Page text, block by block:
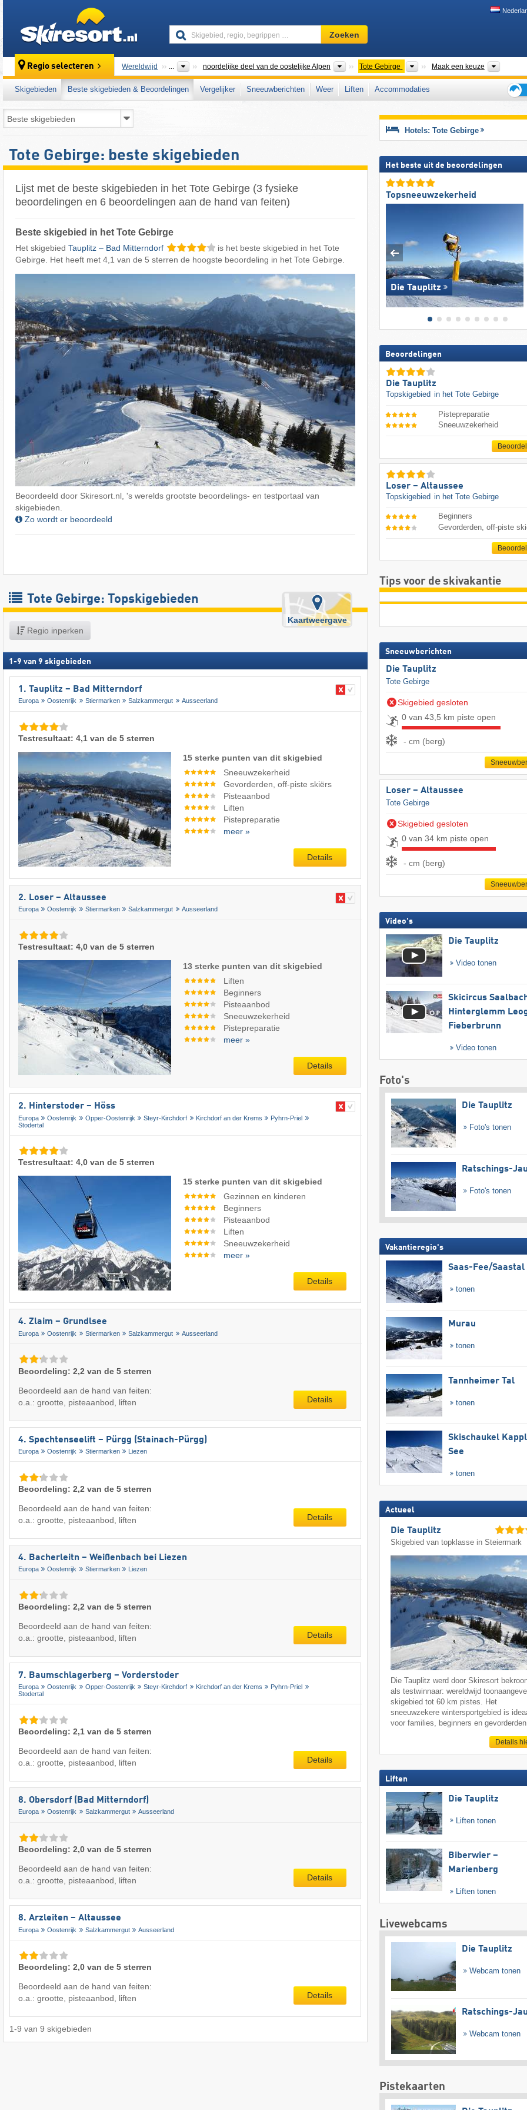
Skigebied,
regio,
…
Zoeken
Regio selecteren Wereldwijd ... noordelijke deel van de oostelijke Alpen Bergketens
Tote Gebirge Bergketens
Maak een keuze
Skigebieden Beste skigebieden & Beoordelingen Vergelijker Sneeuwberichten Weer Liften
Accommodaties
voor
Tote Gebirge: beste skigebieden
Lijst met de beste skigebieden in het Tote Gebirge (3 fysieke
beoordelingen en 6 beoordelingen aan de hand van feiten)
Beste skigebied in het Tote Gebirge
Het skigebied Tauplitz – Bad Mitterndorf
is het beste skigebied in het Tote
Gebirge. Het heeft met 4,1 van de 5 sterren de hoogste beoordeling in het Tote Gebirge.
Beoordeeld door Skiresort.nl, 's werelds grootste beoordelings- en testportaal van
skigebieden.
Zo wordt er beoordeeld
Tote Gebirge: Topskigebieden
Regio inperken
Kaartweergave
1 -9 van 9 skigebieden
1. Tauplitz – Bad Mitterndorf
Europa Oostenrijk Stiermarken Salzkammergut Ausseerland
Testresultaat: 4,1 van de 5 sterren
15 sterke punten van dit skigebied
Sneeuwzekerheid
Gevorderden, off-piste skiërs
Pisteaanbod
Liften
Pistepreparatie
meer »
Details
2. Loser – Altaussee
Europa Oostenrijk Stiermarken Salzkammergut Ausseerland
Testresultaat: 4,0 van de 5 sterren
13 sterke punten van dit skigebied
Liften
Beginners
Pisteaanbod
Sneeuwzekerheid
Pistepreparatie
meer »
Details
2. Hinterstoder – Höss
Europa Oostenrijk Opper-Oostenrijk Steyr-Kirchdorf Kirchdorf an der Krems
Pyhrn-Priel
Stodertal
Testresultaat: 4,0 van de 5 sterren
15 sterke punten van dit skigebied
Gezinnen en kinderen
Beginners
Pisteaanbod
Liften
Sneeuwzekerheid
meer »
Details
4. Zlaim – Grundlsee
Europa Oostenrijk Stiermarken Salzkammergut Ausseerland
Beoordeling: 2,2 van de 5 sterren
Beoordeeld aan de hand van feiten:
o.a.: grootte, pisteaanbod, liften
Details
4. Spechtenseelift – Pürgg (Stainach-Pürgg)
Europa Oostenrijk Stiermarken Liezen
Beoordeling: 2,2 van de 5 sterren
Beoordeeld aan de hand van feiten:
o.a.: grootte, pisteaanbod, liften
Details
4. Bacherleitn – Weißenbach bei Liezen
Europa Oostenrijk Stiermarken Liezen
Beoordeling: 2,2 van de 5 sterren
Beoordeeld aan de hand van feiten:
o.a.: grootte, pisteaanbod, liften
Details
7. Baumschlagerberg – Vorderstoder
Europa Oostenrijk Opper-Oostenrijk Steyr-Kirchdorf Kirchdorf an der Krems
Pyhrn-Priel
Stodertal
Beoordeling: 2,1 van de 5 sterren
Beoordeeld aan de hand van feiten:
o.a.: grootte, pisteaanbod, liften
Details
8. Obersdorf (Bad Mitterndorf)
Europa Oostenrijk Salzkammergut Ausseerland
Beoordeling: 2,0 van de 5 sterren
Beoordeeld aan de hand van feiten:
o.a.: grootte, pisteaanbod, liften
Details
8. Arzleiten – Altaussee
Europa Oostenrijk Salzkammergut Ausseerland
Beoordeling: 2,0 van de 5 sterren
Beoordeeld aan de hand van feiten:
o.a.: grootte, pisteaanbod, liften
Details
1-9 van 9 skigebieden
Hotels: Tote Gebirge
Het beste uit de beoordelingen
Topsneeuwzekerheid
Die Tauplitz
Beoordelingen
Die Tauplitz
Topskigebied in het Tote Gebirge
Pistepreparatie
Sneeuwzekerheid
Loser – Altaussee
Topskigebied in het Tote Gebirge
Beginners
Gevorderden, off-piste
Tips voor de skivakantie
Sneeuwberichten
Die Tauplitz
Tote Gebirge
Skigebied gesloten
0 van 43,5 km piste open
- cm (berg)
Loser – Altaussee
Tote Gebirge
Skigebied gesloten
0 van 34 km piste open
- cm (berg)
Video's
Die Tauplitz
Video tonen
Skicircus
Hinterglemm
Fieberbrunn
Video tonen
Foto's
Die Tauplitz
Foto's tonen
Ratschings-
Foto's tonen
Vakantieregio's
Saas-Fee/​Saastal
tonen
Murau
tonen
Tannheimer Tal
tonen
Skischaukel
See
tonen
Actueel
Die Tauplitz
Skigebied van topklasse in Steiermark
Die Tauplitz werd door Skiresort
als testwinnaar: wereldwijd
skigebied tot 60 km pistes. Het
sneeuwzekere wintersportgebied is
voor families, beginners en
Details
Liften
Die Tauplitz
Liften tonen
Biberwier –
Marienberg
Liften tonen
Livewebcams
Die Tauplitz
Webcam tonen
Ratschings-
Webcam tonen
Pistekaarten